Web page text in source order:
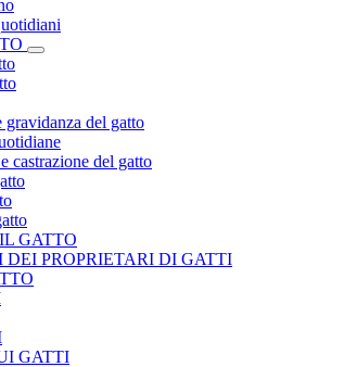
del gatto
castrazione del gatto
GATTO
PROPRIETARI DI GATTI
GATTI